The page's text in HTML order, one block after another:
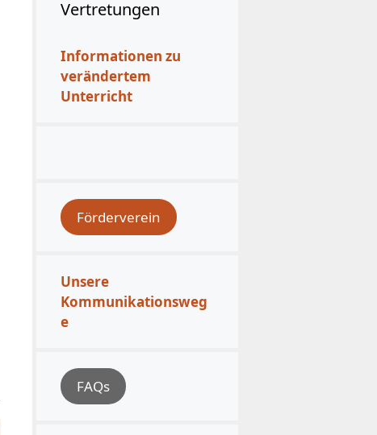
Vertretungen
Informationen zu
verändertem
Unterricht
Förderverein
Unsere
Kommunikationsweg
e
FAQs